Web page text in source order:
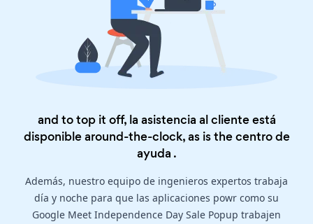
and to top it off, la asistencia al cliente está
disponible around-the-clock, as is thecentro de
ayuda .
Además, nuestro equipo de ingenieros expertos trabaja
día y noche para que las aplicaciones powr como su
Google Meet Independence Day Sale Popup trabajen